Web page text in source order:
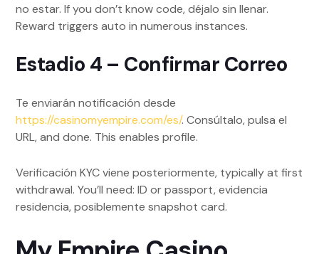
no estar. If you don’t know code, déjalo sin llenar.
Reward triggers auto in numerous instances.
Estadio 4 – Confirmar Correo
Te enviarán notificación desde
https://casinomyempire.com/es/. Consúltalo, pulsa el
URL, and done. This enables profile.
Verificación KYC viene posteriormente, typically at first
withdrawal. You’ll need: ID or passport, evidencia
residencia, posiblemente snapshot card.